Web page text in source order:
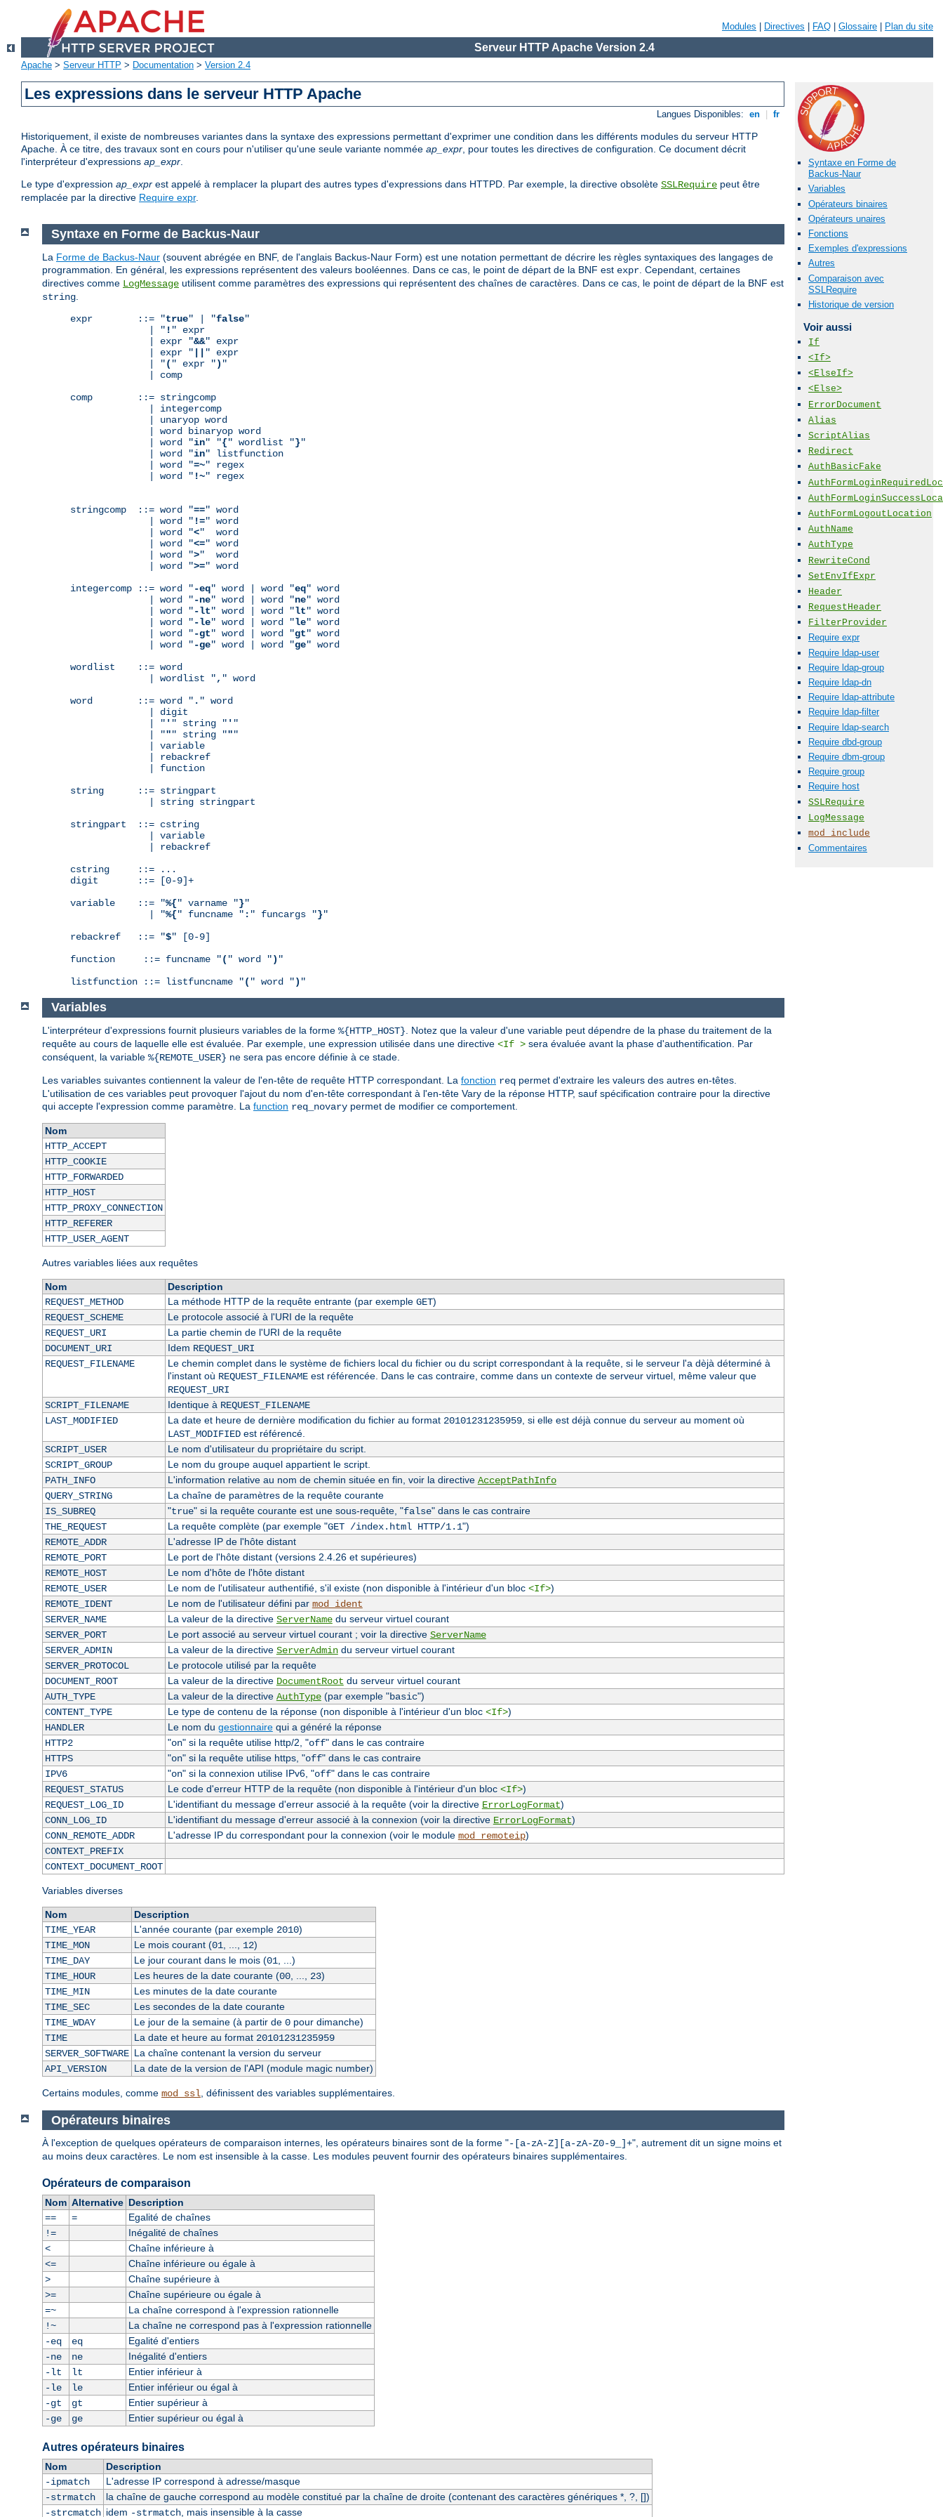
Modules Directives FAQ Glossaire Plan du site
Serveur HTTP Apache Version 2.4
Apache > Serveur HTTP > Documentation > Version 2.4
Les expressions dans le serveur HTTP Apache
Langues Disponibles: en fr
Historiquement, il existe de nombreuses variantes dans la syntaxe des expressions permettant d'exprimer une condition dans les différents modules du serveur HTTP
Apache. À ce titre, des travaux sont en cours pour n'utiliser qu'une seule variante nommée ap_expr, pour toutes les directives de configuration. Ce document décrit
l'interpréteur d'expressions ap_expr.
Le type d'expression ap_expr est appelé à remplacer la plupart des autres types d'expressions dans HTTPD. Par exemple, la directive obsolète SSLRequire peut être
remplacée par la directive Require expr.
Syntaxe en Forme de
Backus-Naur
Variables
Opérateurs binaires
Opérateurs unaires
Fonctions
Exemples d'expressions
Autres
Comparaison avec
SSLRequire
Historique de version
Voir aussi
If
<If>
<ElseIf>
<Else>
ErrorDocument
Alias
ScriptAlias
Redirect
AuthBasicFake
AuthFormLogoutLocation
AuthName
AuthType
RewriteCond
SetEnvIfExpr
Header
RequestHeader
FilterProvider
Require expr
Require ldap-user
Require ldap-group
Require ldap-dn
Require ldap-attribute
Require ldap-filter
Require ldap-search
Require dbd-group
Require dbm-group
Require group
Require host
SSLRequire
LogMessage
mod_include
Commentaires
Syntaxe en Forme de Backus-Naur
La Forme de Backus-Naur (souvent abrégée en BNF, de l'anglais Backus-Naur Form) est une notation permettant de décrire les règles syntaxiques des langages de
programmation. En général, les expressions représentent des valeurs booléennes. Dans ce cas, le point de départ de la BNF est expr . Cependant, certaines
directives comme LogMessage utilisent comme paramètres des expressions qui représentent des chaînes de caractères. Dans ce cas, le point de départ de la BNF est
string
expr        ::= "true" | "false"
              | "
! " expr
              | expr "
&&" expr
              | expr "
" expr
              | "
( " expr ") "
              | comp
comp        ::= stringcomp
              | integercomp
              | unaryop word
              | word binaryop word
              | word "
in" "{" wordlist "}"
              | word "
in" listfunction
              | word "
=~" regex
              | word "
!~" regex
stringcomp  ::= word "==" word
              | word "
!=" word
              | word "
<"  word
              | word "
<=" word
              | word "
>"  word
              | word "
>=" word
integercomp ::= word "-eq" word | word "eq" word
              | word "
-ne" word | word "ne" word
              | word "
-lt" word | word "lt" word
              | word "
-le" word | word "le" word
              | word "
-gt" word | word "gt" word
              | word "
-ge" word | word "ge" word
wordlist    ::= word
              | wordlist "
, " word
word        ::= word " . " word
              | digit
              | "
' " string " ' "
              | "
"" string """
              | variable
              | function
string      ::= stringpart
              | string stringpart
stringpart  ::= cstring
              | variable
cstring     ::= ...
digit       ::= [0-9]+
variable    ::= "%{" varname "}"
              | "
%{" funcname " : " funcargs "}"
rebackref   ::= "$" [0-9]
function     ::= funcname "( " word ") "
listfunction ::= listfuncname "( " word ") "
Variables
L'interpréteur d'expressions fournit plusieurs variables de la forme %{HTTP_HOST} . Notez que la valeur d'une variable peut dépendre de la phase du traitement de la
requête au cours de laquelle elle est évaluée. Par exemple, une expression utilisée dans une directive <If > sera évaluée avant la phase d'authentification. Par
conséquent, la variable %{REMOTE_USER} ne sera pas encore définie à ce stade.
Les variables suivantes contiennent la valeur de l'en-tête de requête HTTP correspondant. La fonction req permet d'extraire les valeurs des autres en-têtes.
L'utilisation de ces variables peut provoquer l'ajout du nom d'en-tête correspondant à l'en-tête Vary de la réponse HTTP, sauf spécification contraire pour la directive
qui accepte l'expression comme paramètre. La function req_novary permet de modifier ce comportement.
Nom
HTTP_ACCEPT
HTTP_COOKIE
HTTP_FORWARDED
HTTP_HOST
HTTP_PROXY_CONNECTION
HTTP_REFERER
HTTP_USER_AGENT
Autres variables liées aux requêtes
Nom
Description
REQUEST_METHOD
La méthode HTTP de la requête entrante (par exemple GET)
REQUEST_SCHEME
Le protocole associé à l'URI de la requête
REQUEST_URI
La partie chemin de l'URI de la requête
DOCUMENT_URI
Idem REQUEST_URI
REQUEST_FILENAME
Le chemin complet dans le système de fichiers local du fichier ou du script correspondant à la requête, si le serveur l'a dèjà déterminé à
l'instant où REQUEST_FILENAMEest référencée. Dans le cas contraire, comme dans un contexte de serveur virtuel, même valeur que
REQUEST_URI
SCRIPT_FILENAME
Identique à REQUEST_FILENAME
LAST_MODIFIED
La date et heure de dernière modification du fichier au format 20101231235959, si elle est déjà connue du serveur au moment où
LAST_MODIFIEDest référencé.
SCRIPT_USER
Le nom d'utilisateur du propriétaire du script.
SCRIPT_GROUP
Le nom du groupe auquel appartient le script.
PATH_INFO
L'information relative au nom de chemin située en fin, voir la directive AcceptPathInfo
QUERY_STRING
La chaîne de paramètres de la requête courante
IS_SUBREQ
"true" si la requête courante est une sous-requête, "false" dans le cas contraire
THE_REQUEST
La requête complète (par exemple "GET /index.html HTTP/1.1")
REMOTE_ADDR
L'adresse IP de l'hôte distant
REMOTE_PORT
Le port de l'hôte distant (versions 2.4.26 et supérieures)
REMOTE_HOST
Le nom d'hôte de l'hôte distant
REMOTE_USER
Le nom de l'utilisateur authentifié, s'il existe (non disponible à l'intérieur d'un bloc <If>)
REMOTE_IDENT
Le nom de l'utilisateur défini par mod_ident
SERVER_NAME
La valeur de la directive ServerNamedu serveur virtuel courant
SERVER_PORT
Le port associé au serveur virtuel courant ; voir la directive ServerName
SERVER_ADMIN
La valeur de la directive ServerAdmindu serveur virtuel courant
SERVER_PROTOCOL
Le protocole utilisé par la requête
DOCUMENT_ROOT
La valeur de la directive DocumentRoot du serveur virtuel courant
AUTH_TYPE
La valeur de la directive AuthType(par exemple "basic")
CONTENT_TYPE
Le type de contenu de la réponse (non disponible à l'intérieur d'un bloc <If>)
HANDLER
Le nom du gestionnairequi a généré la réponse
HTTP2
"on" si la requête utilise http/2, "off" dans le cas contraire
HTTPS
"on" si la requête utilise https, "off" dans le cas contraire
IPV6
"on" si la connexion utilise IPv6, "off" dans le cas contraire
REQUEST_STATUS
Le code d'erreur HTTP de la requête (non disponible à l'intérieur d'un bloc <If>)
REQUEST_LOG_ID
L'identifiant du message d'erreur associé à la requête (voir la directive ErrorLogFormat)
CONN_LOG_ID
L'identifiant du message d'erreur associé à la connexion (voir la directive ErrorLogFormat)
CONN_REMOTE_ADDR
L'adresse IP du correspondant pour la connexion (voir le module mod_remoteip)
CONTEXT_PREFIX
CONTEXT_DOCUMENT_ROOT
Variables diverses
Nom
Description
TIME_YEAR
L'année courante (par exemple 2010)
TIME_MON
Le mois courant (01 12)
TIME_DAY
Le jour courant dans le mois (01 , ...)
TIME_HOUR
Les heures de la date courante (00, ..., 23)
TIME_MIN
Les minutes de la date courante
TIME_SEC
Les secondes de la date courante
TIME_WDAY
Le jour de la semaine (à partir de 0pour dimanche)
TIME
La date et heure au format 20101231235959
SERVER_SOFTWARE La chaîne contenant la version du serveur
API_VERSION
La date de la version de l'API (module magic number)
Certains modules, comme mod_ssl , définissent des variables supplémentaires.
Opérateurs binaires
À l'exception de quelques opérateurs de comparaison internes, les opérateurs binaires sont de la forme "-[a-zA-Z][a-zA-Z0-9_]+", autrement dit un signe moins et
au moins deux caractères. Le nom est insensible à la casse. Les modules peuvent fournir des opérateurs binaires supplémentaires.
Opérateurs de comparaison
Nom Alternative Description
==
=
Egalité de chaînes
!=
Inégalité de chaînes
<
Chaîne inférieure à
<=
Chaîne inférieure ou égale à
>
Chaîne supérieure à
>=
Chaîne supérieure ou égale à
=~
La chaîne correspond à l'expression rationnelle
!~
La chaîne ne correspond pas à l'expression rationnelle
-eq
eq
Egalité d'entiers
-ne
ne
Inégalité d'entiers
-lt
lt
Entier inférieur à
-le
le
Entier inférieur ou égal à
-gt
gt
Entier supérieur à
-ge
ge Entier supérieur ou égal à
Autres opérateurs binaires
Nom
Description
-ipmatch
L'adresse IP correspond à adresse/masque
-strmatch
la chaîne de gauche correspond au modèle constitué par la chaîne de droite (contenant des caractères génériques *, ?, [])
-strcmatch idem -strmatch, mais insensible à la casse